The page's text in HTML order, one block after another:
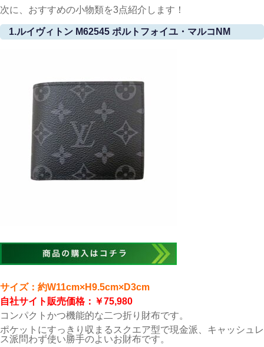
次に、おすすめの小物類を3点紹介します！
1.ルイヴィトン M62545 ポルトフォイユ・マルコNM
サイズ：約W11cm×H9.5cm×D3cm
自社サイト販売価格：￥75,980
コンパクトかつ機能的な二つ折り財布です。
ポケットにすっきり収まるスクエア型で現金派、キャッシュレ
ス派問わず使い勝手のよいお財布です。